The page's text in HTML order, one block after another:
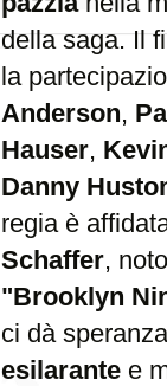
della saga. Il
la
Anderson,
Hauser,
Danny
regia è
Schaffer,
"Brooklyn
ci dà
esilarante e